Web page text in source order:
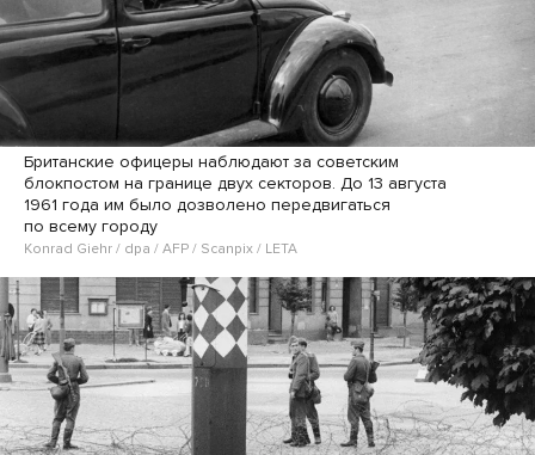
Британские офицеры наблюдают за советским
блокпостом на границе двух секторов. До 13 августа
1961 года им было дозволено передвигаться
по всему городу
Konrad Giehr / dpa / AFP / Scanpix / LETA